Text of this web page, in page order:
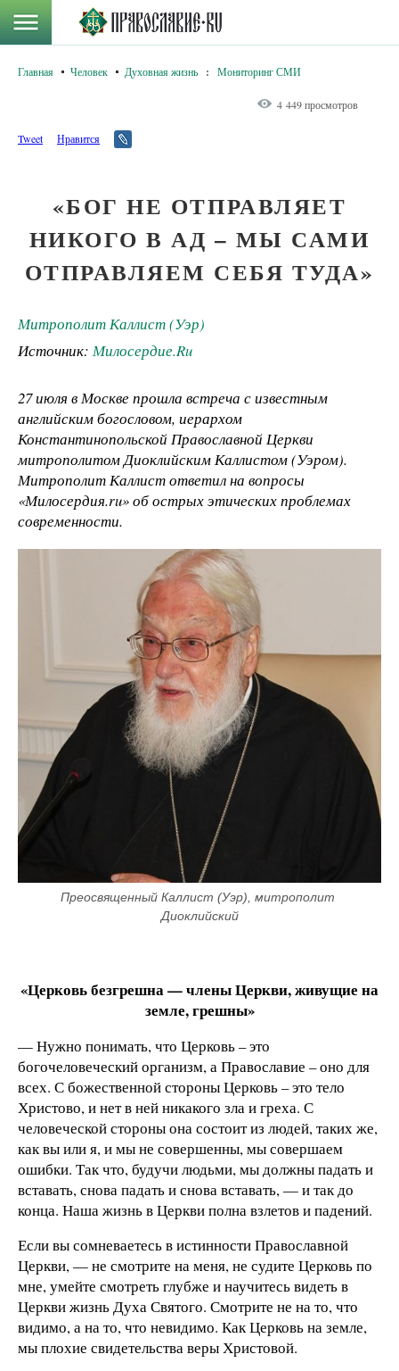
Главная Человек Духовная жизнь : Мониторинг СМИ
4 449 просмотров
Tweet Нравится
«БОГ НЕ ОТПРАВЛЯЕТ
НИКОГО В АД – МЫ САМИ
ОТПРАВЛЯЕМ СЕБЯ ТУДА»
Митрополит Каллист (Уэр)
Источник: Милосердие.Ru
27 июля в Москве прошла встреча с известным
английским богословом, иерархом
Константинопольской Православной Церкви
митрополитом Диоклийским Каллистом (Уэром).
Митрополит Каллист ответил на вопросы
«Милосердия.ru» об острых этических проблемах
современности.
Преосвященный Каллист (Уэр), митрополит
Диоклийский
«Церковь безгрешна — члены Церкви, живущие на
земле, грешны»
— Нужно понимать, что Церковь – это
богочеловеческий организм, а Православие – оно для
всех. С божественной стороны Церковь – это тело
Христово, и нет в ней никакого зла и греха. С
человеческой стороны она состоит из людей, таких же,
как вы или я, и мы не совершенны, мы совершаем
ошибки. Так что, будучи людьми, мы должны падать и
вставать, снова падать и снова вставать, — и так до
конца. Наша жизнь в Церкви полна взлетов и падений.
Если вы сомневаетесь в истинности Православной
Церкви, — не смотрите на меня, не судите Церковь по
мне, умейте смотреть глубже и научитесь видеть в
Церкви жизнь Духа Святого. Смотрите не на то, что
видимо, а на то, что невидимо. Как Церковь на земле,
мы плохие свидетельства веры Христовой.